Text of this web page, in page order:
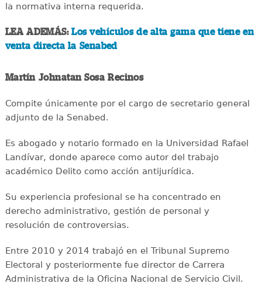
la normativa interna requerida.
LEA ADEMÁS:Los vehículos de alta gama que tiene en
venta directa la Senabed
Martín Johnatan Sosa Recinos
Compite únicamente por el cargo de secretario general
adjunto de la Senabed.
Es abogado y notario formado en la Universidad Rafael
Landívar, donde aparece como autor del trabajo
académico Delito como acción antijurídica.
Su experiencia profesional se ha concentrado en
derecho administrativo, gestión de personal y
resolución de controversias.
Entre 2010 y 2014 trabajó en el Tribunal Supremo
Electoral y posteriormente fue director de Carrera
Administrativa de la Oficina Nacional de Servicio Civil.